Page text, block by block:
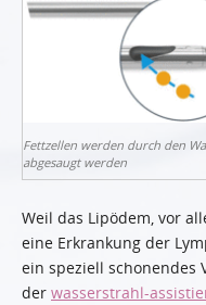
Fettzellen werden durch den
abgesaugt werden
Weil das Lipödem, vor
eine Erkrankung der
ein speziell schonendes
der wasserstrahl-